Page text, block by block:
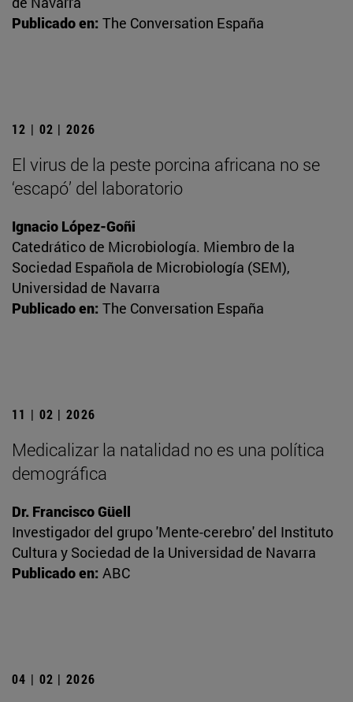
Publicado en: The Conversation España
12 | 02 | 2026
El virus de la peste porcina africana no se
‘escapó’ del laboratorio
Ignacio López-Goñi
Catedrático de Microbiología. Miembro de la
Sociedad Española de Microbiología (SEM),
Universidad de Navarra
Publicado en: The Conversation España
11 | 02 | 2026
Medicalizar la natalidad no es una política
demográfica
Dr. Francisco Güell
Investigador del grupo 'Mente-cerebro' del Instituto
Cultura y Sociedad de la Universidad de Navarra
Publicado en: ABC
04 | 02 | 2026